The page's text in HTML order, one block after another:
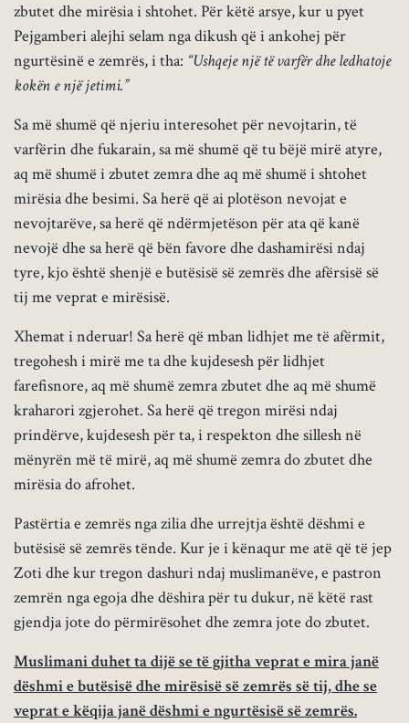
zbutet dhe mirësia i shtohet. Për këtë arsye, kur u pyet
Pejgamberi alejhi selam nga dikush që i ankohej për
ngurtësinë e zemrës, i tha: “Ushqeje një të varfër dhe ledhatoje
kokën e një jetimi.”
Sa më shumë që njeriu interesohet për nevojtarin, të
varfërin dhe fukarain, sa më shumë që tu bëjë mirë atyre,
aq më shumë i zbutet zemra dhe aq më shumë i shtohet
mirësia dhe besimi. Sa herë që ai plotëson nevojat e
nevojtarëve, sa herë që ndërmjetëson për ata që kanë
nevojë dhe sa herë që bën favore dhe dashamirësi ndaj
tyre, kjo është shenjë e butësisë së zemrës dhe afërsisë së
tij me veprat e mirësisë.
Xhemat i nderuar! Sa herë që mban lidhjet me të afërmit,
tregohesh i mirë me ta dhe kujdesesh për lidhjet
farefisnore, aq më shumë zemra zbutet dhe aq më shumë
kraharori zgjerohet. Sa herë që tregon mirësi ndaj
prindërve, kujdesesh për ta, i respekton dhe sillesh në
mënyrën më të mirë, aq më shumë zemra do zbutet dhe
mirësia do afrohet.
Pastërtia e zemrës nga zilia dhe urrejtja është dëshmi e
butësisë së zemrës tënde. Kur je i kënaqur me atë që të jep
Zoti dhe kur tregon dashuri ndaj muslimanëve, e pastron
zemrën nga egoja dhe dëshira për tu dukur, në këtë rast
gjendja jote do përmirësohet dhe zemra jote do zbutet.
Muslimani duhet ta dijë se të gjitha veprat e mira janë
dëshmi e butësisë dhe mirësisë së zemrës së tij, dhe se
veprat e këqija janë dëshmi e ngurtësisë së zemrës.